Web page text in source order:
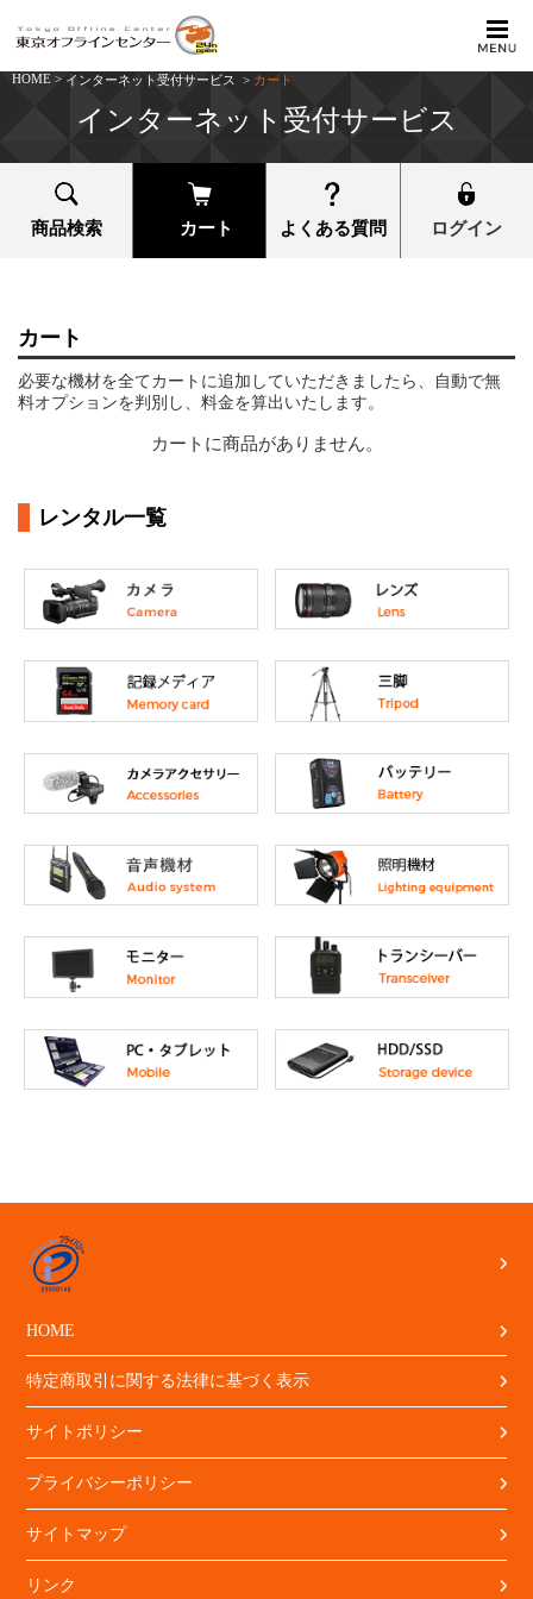
HOME > インターネット受付サービス > カート
インターネット受付サービス
商品検索 カート よくある質問 ログイン
カート
必要な機材を全てカートに追加していただきましたら、自動で無
料オプションを判別し、料金を算出いたします。
カートに商品がありません。
レンタル一覧
HOME
特定商取引に関する法律に基づく表示
サイトポリシー
プライバシーポリシー
サイトマップ
リンク